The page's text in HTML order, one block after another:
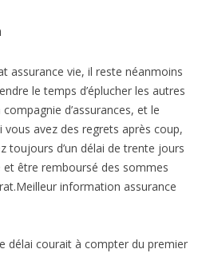
assurance vie, il reste néanmoins
le temps d’éplucher les autres
d’assurances, et le
avez des regrets après coup,
toujours d’un délai de trente jours
être remboursé des sommes
information assurance
délai courait à compter du premier